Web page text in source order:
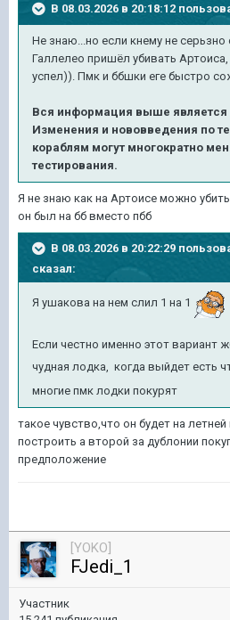
В 08.03.2026 в 20:18:12
Не знаю...но если кнему не серьзно
Галлелео пришёл убивать
успел)). Пмк и ббшки еге быстро
Вся информация выше является
Изменения и нововведения по
кораблям могут многократно
тестирования.
Я не знаю как на Артоисе можно
он был на бб вместо пбб
В 08.03.2026 в 20:22:29
сказал:
Я ушакова на нем слил 1 на 1
Если честно именно этот вариант
чудная лодка, когда выйдет есть
многие пмк лодки покурят
такое чувство,что он будет на
построить а второй за дублонии
предположение
[YOKO]
FJedi_1
Участник